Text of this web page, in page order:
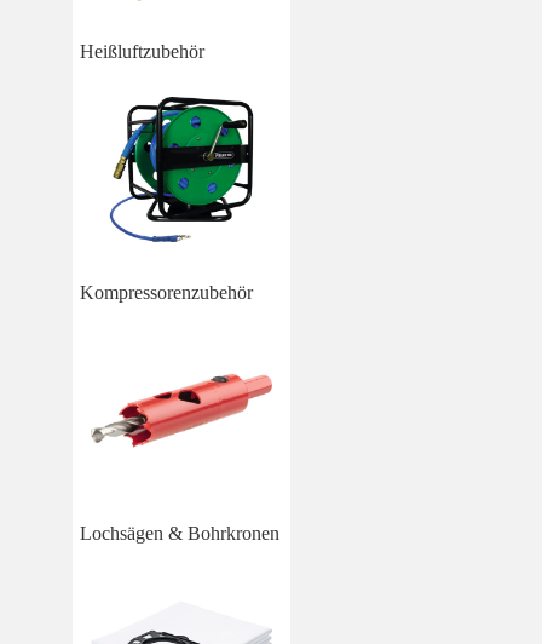
Heißluftzubehör
Kompressorenzubehör
Lochsägen & Bohrkronen